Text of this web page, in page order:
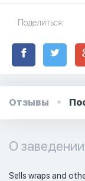
Поделиться:
Отзывы
О заведении
Sells wraps and